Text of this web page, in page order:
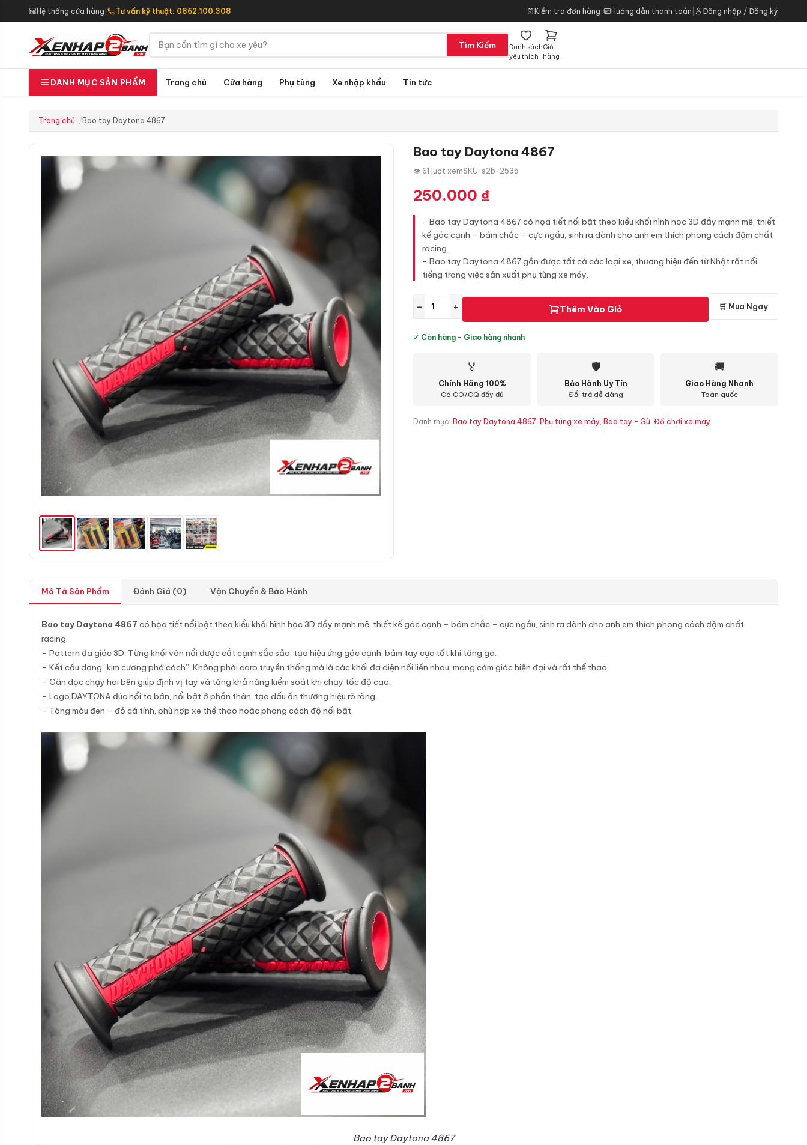
Hệ thống cửa hàng Tư vấn kỹ thuật: 0862.100.308 Kiểm tra đơn hàng Hướng dẫn thanh toán Đăng nhập / Đăng ký
Tìm Kiếm
Danh sách
yêu thích
Giỏ
hàng
DANH MỤC SẢN PHẨM Trang chủ Cửa hàng Phụ tùng Xe nhập khẩu Tin tức
Trang chủ Bao tay Daytona 4867
Bao tay Daytona 4867
👁 61 lượt xemSKU: s2b-2535
250.000 ₫
- Bao tay Daytona 4867 có họa tiết nổi bật theo kiểu khối hình học 3D đầy mạnh mẽ, thiết
kế góc cạnh – bám chắc – cực ngầu, sinh ra dành cho anh em thích phong cách đậm chất
racing.
- Bao tay Daytona 4867 gắn được tất cả các loại xe, thương hiệu đến từ Nhật rất nổi
tiếng trong việc sản xuất phụ tùng xe máy.
− + Thêm Vào Giỏ 🛒 Mua Ngay
✓ Còn hàng - Giao hàng nhanh
🏅
Chính Hãng 100%
Có CO/CQ đầy đủ
🛡
Bảo Hành Uy Tín
Đổi trả dễ dàng
🚚
Giao Hàng Nhanh
Toàn quốc
Danh mục: Bao tay Daytona 4867, Phụ tùng xe máy, Bao tay + Gù, Đồ chơi xe máy
Mô Tả Sản Phẩm Đánh Giá (0) Vận Chuyển & Bảo Hành
Bao tay Daytona 4867 có họa tiết nổi bật theo kiểu khối hình học 3D đầy mạnh mẽ, thiết kế góc cạnh – bám chắc – cực ngầu, sinh ra dành cho anh em thích phong cách đậm chất
racing.
– Pattern đa giác 3D: Từng khối vân nổi được cắt cạnh sắc sảo, tạo hiệu ứng góc cạnh, bám tay cực tốt khi tăng ga.
– Kết cấu dạng “kim cương phá cách”: Không phải caro truyền thống mà là các khối đa diện nối liền nhau, mang cảm giác hiện đại và rất thể thao.
– Gân dọc chạy hai bên giúp định vị tay và tăng khả năng kiểm soát khi chạy tốc độ cao.
– Logo DAYTONA đúc nổi to bản, nổi bật ở phần thân, tạo dấu ấn thương hiệu rõ ràng.
– Tông màu đen – đỏ cá tính, phù hợp xe thể thao hoặc phong cách độ nổi bật.
Bao tay Daytona 4867